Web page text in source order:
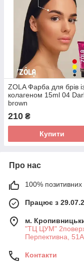
ZOLA Фарба для брів
колагеном 15ml 04
brown
210 ₴
Купити
Про нас
100% позитивних
Працює з
м.
"ТЦ ЦУМ"
Перпективна,
Контакти